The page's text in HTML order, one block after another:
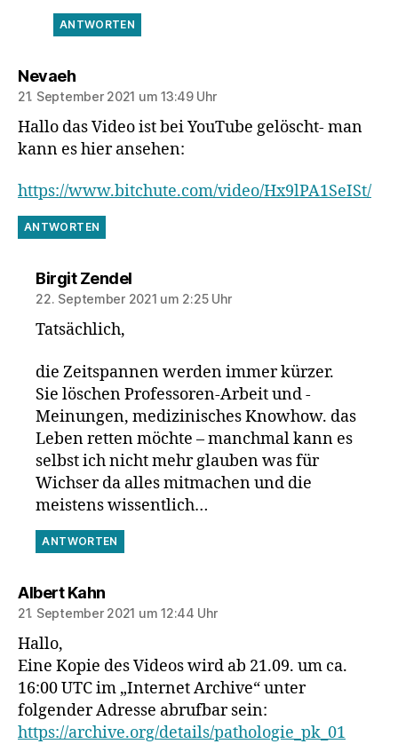
ANTWORTEN
Nevaehsagt:
21. September 2021 um 13:49 Uhr
Hallo das Video ist bei YouTube gelöscht- man
kann es hier ansehen:
https://www.bitchute.com/video/Hx9lPA1SeISt/
ANTWORTEN
Birgit Zendelsagt:
22. September 2021 um 2:25 Uhr
Tatsächlich,
die Zeitspannen werden immer kürzer.
Sie löschen Professoren-Arbeit und -
Meinungen, medizinisches Knowhow. das
Leben retten möchte – manchmal kann es
selbst ich nicht mehr glauben was für
Wichser da alles mitmachen und die
meistens wissentlich…
ANTWORTEN
Albert Kahnsagt:
21. September 2021 um 12:44 Uhr
Hallo,
Eine Kopie des Videos wird ab 21.09. um ca.
16:00 UTC im „Internet Archive“ unter
folgender Adresse abrufbar sein:
https://archive.org/details/pathologie_pk_01